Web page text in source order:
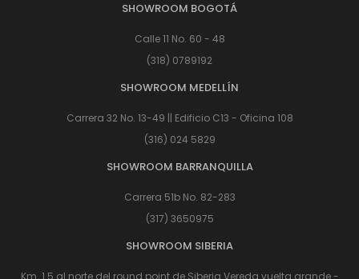
SHOWROOM BOGOTÁ
Calle 11 No. 60 - 48
(318) 0789192
SHOWROOM MEDELLÍN
Carrera 32 No. 13-49 || Edificio C13 - Oficina 108
(316) 024 5829
SHOWROOM BARRANQUILLA
Carrera 51b No. 82-283
(317) 3650975
SHOWROOM SIBERIA
Km. 1.5 al norte del round point de Siberia Vereda vuelta grande -